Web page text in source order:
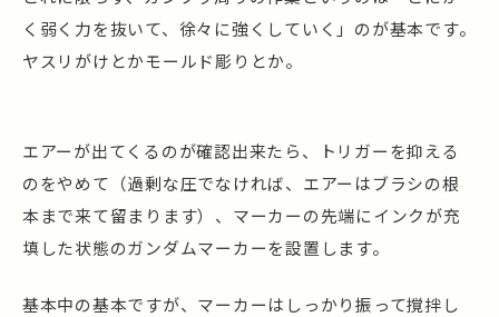
く弱く力を抜いて、徐々に強くしていく」のが基本です。
ヤスリがけとかモールド彫りとか。
エアーが出てくるのが確認出来たら、トリガーを抑える
のをやめて（過剰な圧でなければ、エアーはブラシの根
本まで来て留まります）、マーカーの先端にインクが充
填した状態のガンダムマーカーを設置します。
基本中の基本ですが、マーカーはしっかり振って撹拌し